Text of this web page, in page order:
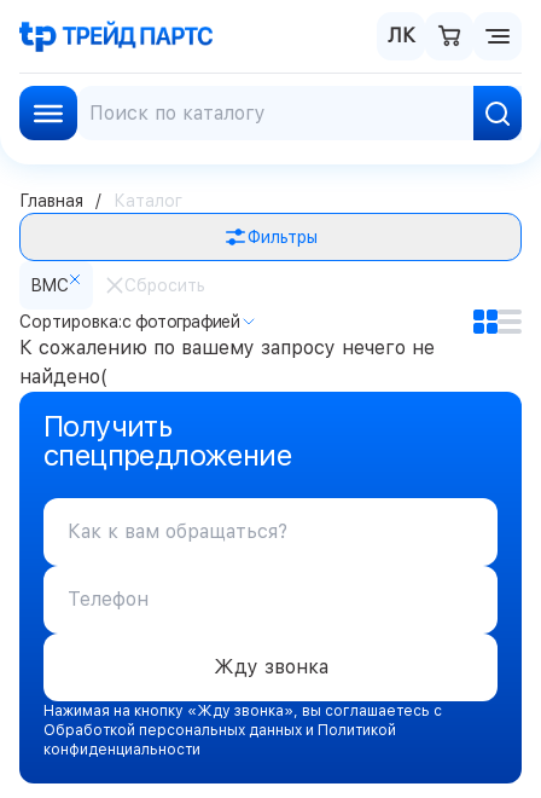
ЛК
Главная
Каталог
Фильтры
BMC
Сбросить
Сортировка:с фотографией
К сожалению по вашему запросу нечего не
найдено(
Получить
спецпредложение
Жду звонка
Нажимая на кнопку «Жду звонка», вы соглашаетесь с
Обработкой персональных данных и Политикой
конфиденциальности